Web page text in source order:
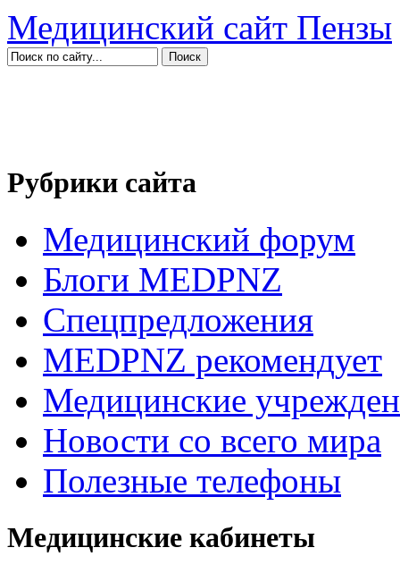
Медицинский сайт Пензы
Рубрики сайта
Медицинский форум
Блоги MEDPNZ
Спецпредложения
MEDPNZ рекомендует
Медицинские
Новости со всего мира
Полезные телефоны
Медицинские кабинеты